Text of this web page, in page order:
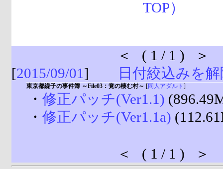
＜ ( 1 / 1 ) ＞
[2015/09/01 ] 日付絞込みを
東京都繰子の事件簿 ～File03：覚の棲む村～ [同人アダルト ]
・ 修正パッチ(Ver1.1)
・ 修正パッチ(Ver1.1a)
＜ ( 1 / 1 ) ＞